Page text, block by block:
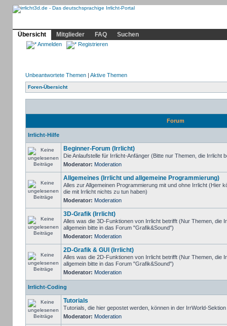
Übersicht
Mitglieder FAQ Suchen
Anmelden Registrieren
Unbeantwortete Themen| Aktive Themen
Foren-Übersicht
Forum
Irrlicht-Hilfe
Beginner-Forum (Irrlicht)
Die Anlaufstelle für Irrlicht-Anfänger (Bitte nur Themen, die Irrlicht
Moderator: Moderation
Allgemeines (Irrlicht und allgemeine Programmierung)
Alles zur Allgemeinen Programmierung mit und ohne Irrlicht (Hier
die mit Irrlicht nichts zu tun haben)
Moderator: Moderation
3D-Grafik (Irrlicht)
Alles was die 3D-Funktionen von Irrlicht betrifft (Nur Themen, die
allgemein bitte in das Forum "Grafik&Sound")
Moderator: Moderation
2D-Grafik & GUI (Irrlicht)
Alles was die 2D-Funktionen von Irrlicht betrifft (Nur Themen, die
allgemein bitte in das Forum "Grafik&Sound")
Moderator: Moderation
Irrlicht-Coding
Tutorials
Tutorials, die hier gepostet werden, können in der IrrWorld-
Moderator: Moderation